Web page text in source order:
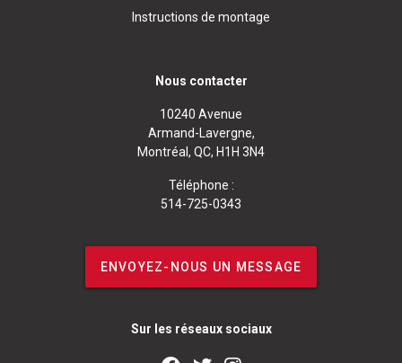
Instructions de montage
Nous contacter
10240 Avenue
Armand-Lavergne,
Montréal, QC, H1H 3N4
Téléphone :
514-725-0343
ENVOYEZ-NOUS UN MESSAGE
Sur les réseaux sociaux